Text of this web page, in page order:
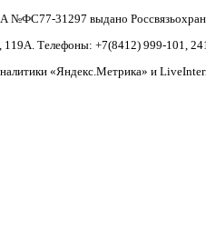
№ФС77-31297 выдано
119А. Телефоны: +7(8412) 999-101,
«Яндекс.Метрика» и